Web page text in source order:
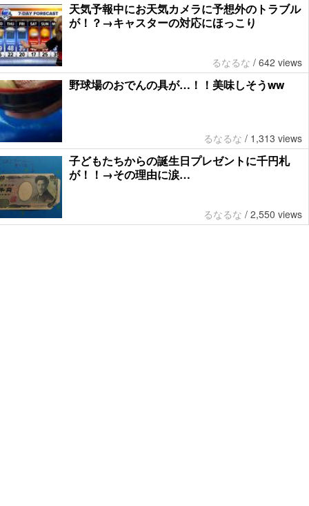
天気予報中にお天気カメラに予想外のトラブル
が！？→キャスターの対応にほっこり
るなるな / 642 views
野球場のおでんの具が…！！美味しそうww
るなるな / 1,313 views
子どもたちからの誕生日プレゼントに千円札
が！！→その理由に涙…
るなるな / 2,550 views